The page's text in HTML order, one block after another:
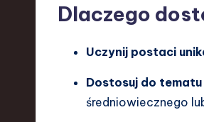
Dlaczego
Uczynij postaci
Dostosuj do
średniowiecznego